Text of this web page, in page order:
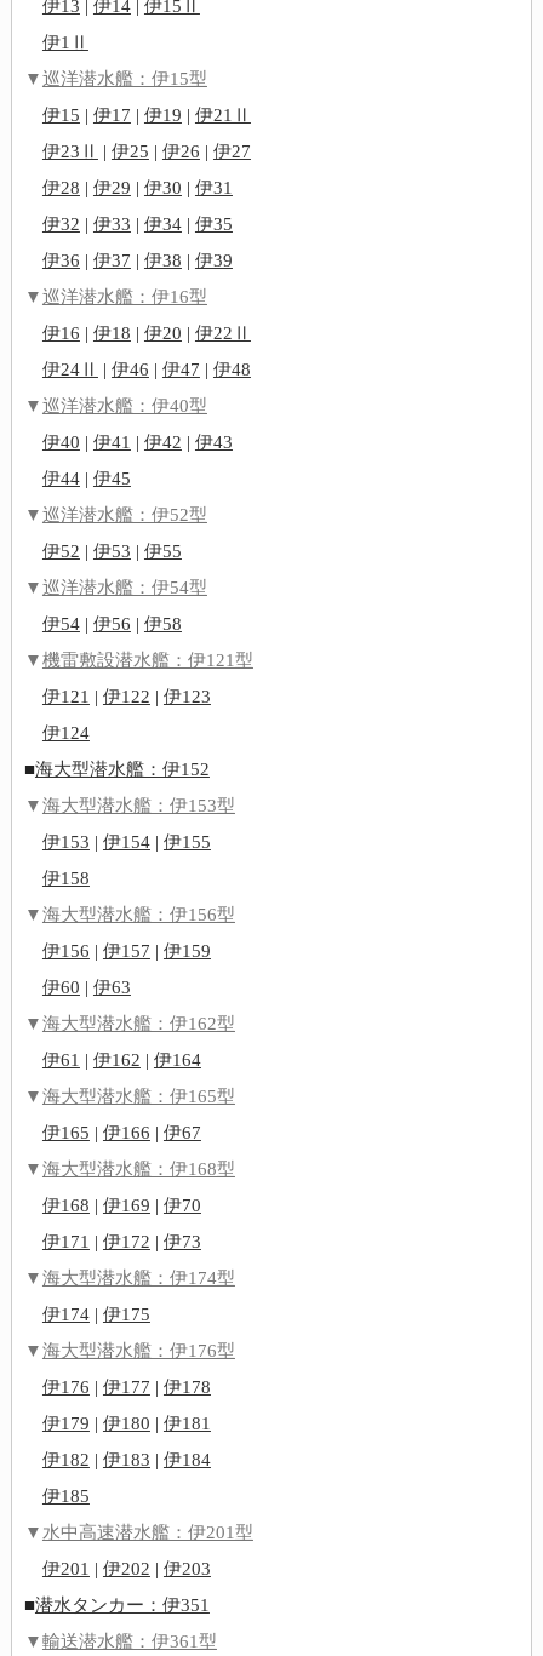
伊13 伊14| 伊15Ⅱ
伊1Ⅱ
▼巡洋潜水艦：伊15型
伊15 | 伊17 | 伊19 | 伊21Ⅱ
伊23Ⅱ
| 伊25 | 伊26 | 伊27
伊28 | 伊29 | 伊30 | 伊31
伊32 | 伊33 | 伊34| 伊35
伊36 | 伊37 | 伊38 | 伊39
▼巡洋潜水艦：伊16型
伊16 | 伊18 | 伊20 | 伊22Ⅱ
伊24Ⅱ
| 伊46 | 伊47 | 伊48
▼巡洋潜水艦：伊40型
伊40 | 伊41 | 伊42 | 伊43
伊44| 伊45
▼巡洋潜水艦：伊52型
伊52 | 伊53 | 伊55
▼巡洋潜水艦：伊54型
伊54| 伊56 | 伊58
▼機雷敷設潜水艦：伊121型
伊121 | 伊122 | 伊123
伊124
■海大型潜水艦：伊152
▼海大型潜水艦：伊153型
伊153 | 伊154| 伊155
伊158
▼海大型潜水艦：伊156型
伊156 | 伊157 | 伊159
伊60 | 伊63
▼海大型潜水艦：伊162型
伊61 | 伊162 | 伊164
▼海大型潜水艦：伊165型
伊165 | 伊166 | 伊67
▼海大型潜水艦：伊168型
伊168 | 伊169 | 伊70
伊171 | 伊172 | 伊73
▼海大型潜水艦：伊174型
伊174| 伊175
▼海大型潜水艦：伊176型
伊176 | 伊177 | 伊178
伊179 | 伊180 | 伊181
伊182 | 伊183 | 伊184
伊185
▼ 水中高速潜水艦：伊201型
伊201 | 伊202 | 伊203
■潜水タンカー：伊351
▼輸送潜水艦：伊361型